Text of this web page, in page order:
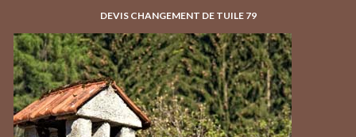
DEVIS CHANGEMENT DE TUILE 79